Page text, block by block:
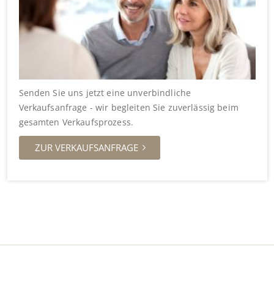
Senden Sie uns jetzt eine unverbindliche
Verkaufsanfrage - wir begleiten Sie zuverlässig beim
gesamten Verkaufsprozess.
ZUR VERKAUFSANFRAGE